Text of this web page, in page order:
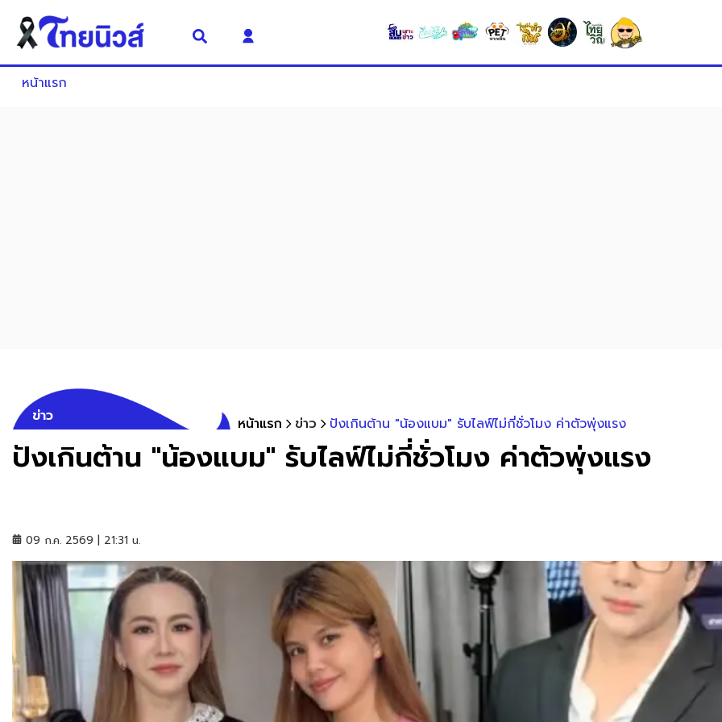
หน้าแรก
ข่าว หน้าแรก ข่าว ปังเกินต้าน "น้องแบม" รับไลฟ์ไม่กี่ชั่วโมง ค่าตัวพุ่งแรง
ปังเกินต้าน "น้องแบม" รับไลฟ์ไม่กี่ชั่วโมง ค่าตัวพุ่งแรง
09 ก.ค. 2569 | 21:31 น.